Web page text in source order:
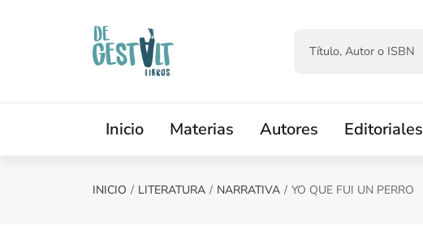
Inicio Materias Autores Editoriales
INICIO LITERATURA NARRATIVA YO QUE FUI UN PERRO